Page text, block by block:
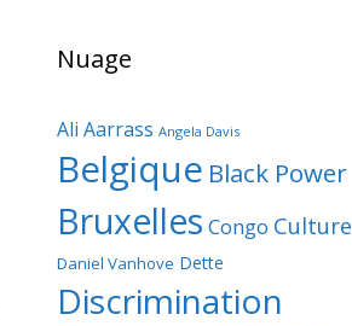
Nuage
Ali Aarrass Angela Davis
Belgique Black Power
Bruxelles Congo Culture
Daniel Vanhove Dette
Discrimination